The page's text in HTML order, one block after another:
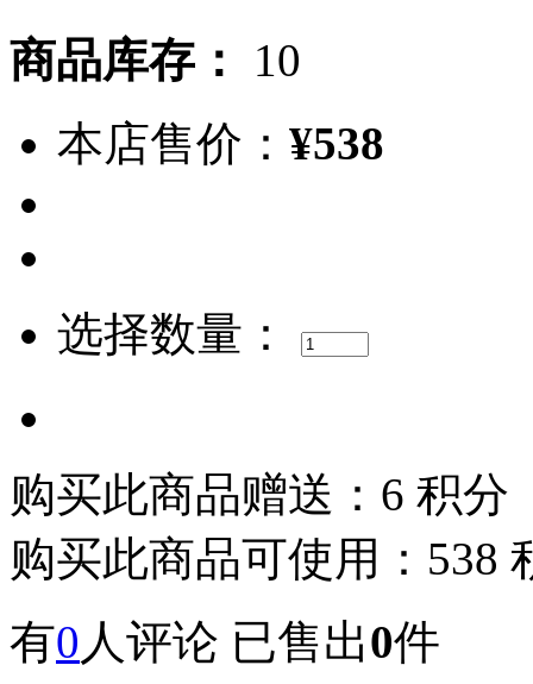
商品库存：
10
本店售价： ¥538
选择数量：
购买此商品赠送：6 积分
购买此商品可使用：538
有0 人评论 已售出0件